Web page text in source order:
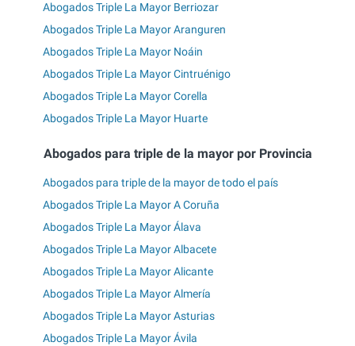
Abogados Triple La Mayor Berriozar
Abogados Triple La Mayor Aranguren
Abogados Triple La Mayor Noáin
Abogados Triple La Mayor Cintruénigo
Abogados Triple La Mayor Corella
Abogados Triple La Mayor Huarte
Abogados para triple de la mayor por Provincia
Abogados para triple de la mayor de todo el país
Abogados Triple La Mayor A Coruña
Abogados Triple La Mayor Álava
Abogados Triple La Mayor Albacete
Abogados Triple La Mayor Alicante
Abogados Triple La Mayor Almería
Abogados Triple La Mayor Asturias
Abogados Triple La Mayor Ávila